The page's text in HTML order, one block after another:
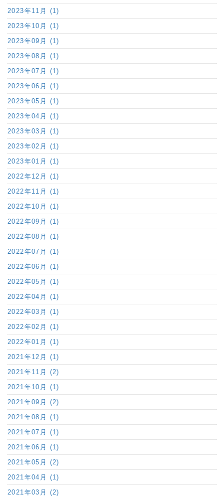
2023年11月 (1)
2023年10月 (1)
2023年09月 (1)
2023年08月 (1)
2023年07月 (1)
2023年06月 (1)
2023年05月 (1)
2023年04月 (1)
2023年03月 (1)
2023年02月 (1)
2023年01月 (1)
2022年12月 (1)
2022年11月 (1)
2022年10月 (1)
2022年09月 (1)
2022年08月 (1)
2022年07月 (1)
2022年06月 (1)
2022年05月 (1)
2022年04月 (1)
2022年03月 (1)
2022年02月 (1)
2022年01月 (1)
2021年12月 (1)
2021年11月 (2)
2021年10月 (1)
2021年09月 (2)
2021年08月 (1)
2021年07月 (1)
2021年06月 (1)
2021年05月 (2)
2021年04月 (1)
2021年03月 (2)